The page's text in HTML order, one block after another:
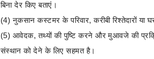
बिना देर किए बताएं।
(4) नुकसान कस्टमर के परिवार, करीबी रिश्तेदारों
(5) आवेदक, तथ्यों की पुष्टि करने और मुआवजे की
संस्थान को देने के लिए सहमत है।